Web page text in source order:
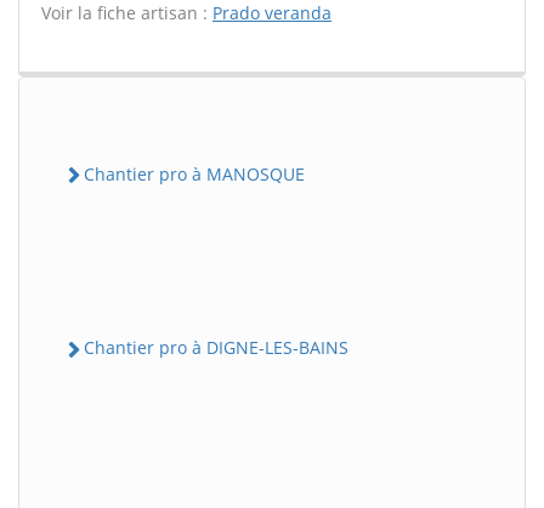
Voir la fiche artisan : Prado veranda
Chantier pro à MANOSQUE
Chantier pro à DIGNE-LES-BAINS